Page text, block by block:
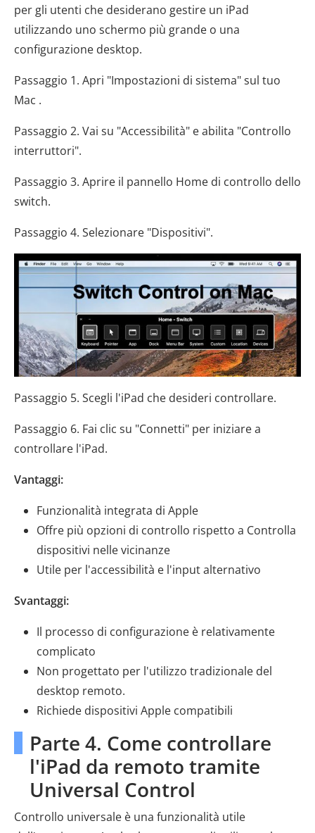
per gli utenti che desiderano gestire un iPad
utilizzando uno schermo più grande o una
configurazione desktop.
Passaggio 1. Apri "Impostazioni di sistema" sul tuo
Mac .
Passaggio 2. Vai su "Accessibilità" e abilita "Controllo
interruttori".
Passaggio 3. Aprire il pannello Home di controllo dello
switch.
Passaggio 4. Selezionare "Dispositivi".
Passaggio 5. Scegli l'iPad che desideri controllare.
Passaggio 6. Fai clic su "Connetti" per iniziare a
controllare l'iPad.
Vantaggi:
Funzionalità integrata di Apple
Offre più opzioni di controllo rispetto a Controlla
dispositivi nelle vicinanze
Utile per l'accessibilità e l'input alternativo
Svantaggi:
Il processo di configurazione è relativamente
complicato
Non progettato per l'utilizzo tradizionale del
desktop remoto.
Richiede dispositivi Apple compatibili
Parte 4. Come controllare
l'iPad da remoto tramite
Universal Control
Controllo universale è una funzionalità utile